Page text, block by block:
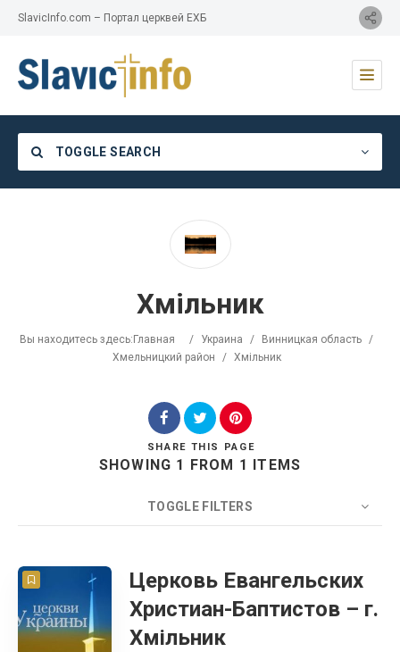
SlavicInfo.com – Портал церквей ЕХБ
TOGGLE SEARCH
Хмільник
Вы находитесь здесь: Главная / Украина / Винницкая область /
Хмельницкий район
/ Хмільник
SHARE THIS PAGE
SHOWING 1 FROM 1 ITEMS
TOGGLE FILTERS
COUNT 20
Церковь
Церковь Евангельских
Христиан-Баптистов – г.
Хмільник